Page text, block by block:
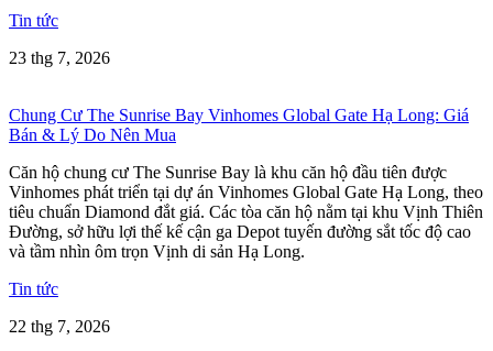
Tin tức
23 thg 7, 2026
Chung Cư The Sunrise Bay Vinhomes Global Gate Hạ Long: Giá
Bán & Lý Do Nên Mua
Căn hộ chung cư The Sunrise Bay là khu căn hộ đầu tiên được
Vinhomes phát triển tại dự án Vinhomes Global Gate Hạ Long, theo
tiêu chuẩn Diamond đắt giá. Các tòa căn hộ nằm tại khu Vịnh Thiên
Đường, sở hữu lợi thế kế cận ga Depot tuyến đường sắt tốc độ cao
và tầm nhìn ôm trọn Vịnh di sản Hạ Long.
Tin tức
22 thg 7, 2026